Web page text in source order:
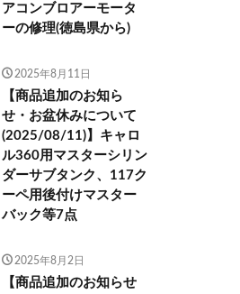
アコンブロアーモータ
ーの修理(徳島県から)
2025年8月11日
【商品追加のお知ら
せ・お盆休みについて
(2025/08/11)】キャロ
ル360用マスターシリン
ダーサブタンク、117ク
ーペ用後付けマスター
バック等7点
2025年8月2日
【商品追加のお知らせ